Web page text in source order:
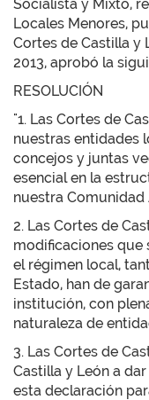
Socialista y Mixto,
Locales Menores,
Cortes de Castilla y
2013, aprobó la
RESOLUCIÓN
"1. Las Cortes de
nuestras entidades
concejos y juntas
esencial en la
nuestra
2. Las Cortes de
modificaciones que
el régimen local,
Estado, han de
institución, con
naturaleza de
3. Las Cortes de
Castilla y León a
esta declaración